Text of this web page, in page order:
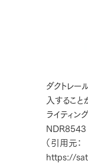
ダクトレ
入すること
ライティン
NDR8543
（引用元：
https://